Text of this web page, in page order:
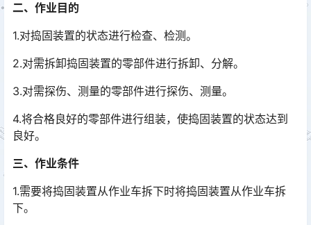
二、作业目的
1.对捣固装置的状态进行检查、检测。
2.对需拆卸捣固装置的零部件进行拆卸、分解。
3.对需探伤、测量的零部件进行探伤、测量。
4.将合格良好的零部件进行组装，使捣固装置的状态达到
良好。
三、作业条件
1.需要将捣固装置从作业车拆下时将捣固装置从作业车拆
下。